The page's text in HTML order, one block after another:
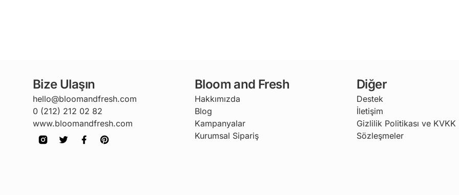
Bize Ulaşın
hello@bloomandfresh.com
0 (212) 212 02 82
www.bloomandfresh.com
Bloom and Fresh
Hakkımızda
Blog
Kampanyalar
Kurumsal Sipariş
Diğer
Destek
İletişim
Gizlilik Politikası ve KVKK
Sözleşmeler